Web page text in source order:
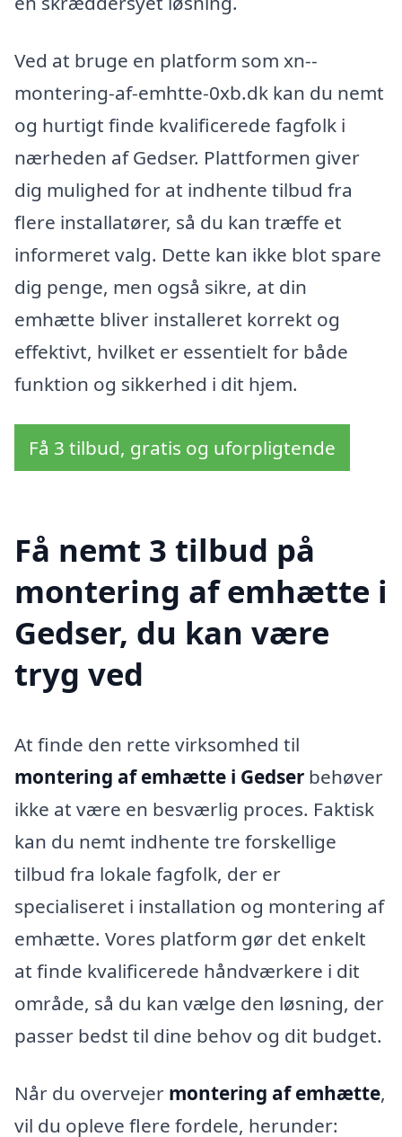
Ved at bruge en platform som xn--
montering-af-emhtte-0xb.dk kan du nemt
og hurtigt finde kvalificerede fagfolk i
nærheden af Gedser. Plattformen giver
dig mulighed for at indhente tilbud fra
flere installatører, så du kan træffe et
informeret valg. Dette kan ikke blot spare
dig penge, men også sikre, at din
emhætte bliver installeret korrekt og
effektivt, hvilket er essentielt for både
funktion og sikkerhed i dit hjem.
Få 3 tilbud, gratis og uforpligtende
Få nemt 3 tilbud på
montering af emhætte i
Gedser, du kan være
tryg ved
At finde den rette virksomhed til
montering af emhætte i Gedser behøver
ikke at være en besværlig proces. Faktisk
kan du nemt indhente tre forskellige
tilbud fra lokale fagfolk, der er
specialiseret i installation og montering af
emhætte. Vores platform gør det enkelt
at finde kvalificerede håndværkere i dit
område, så du kan vælge den løsning, der
passer bedst til dine behov og dit budget.
Når du overvejer montering af emhætte,
vil du opleve flere fordele, herunder: